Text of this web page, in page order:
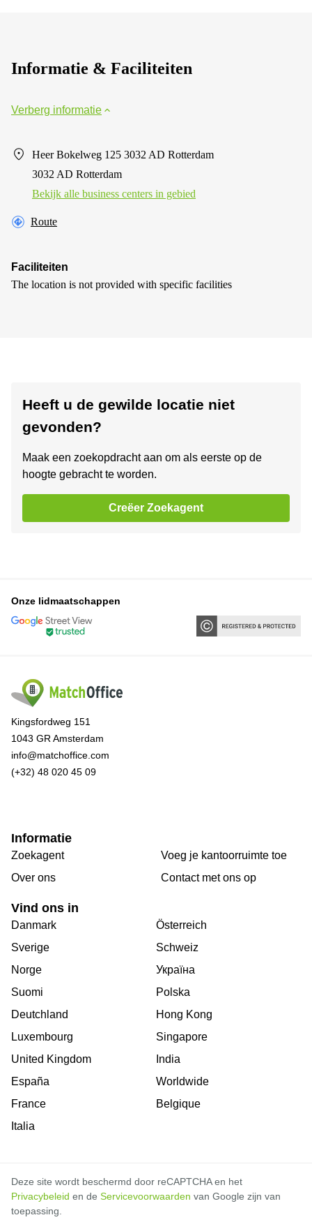
Informatie & Faciliteiten
Verberg informatie
Heer Bokelweg 125 3032 AD Rotterdam
3032 AD Rotterdam
Bekijk alle business centers in gebied
Route
Faciliteiten
The location is not provided with specific facilities
Heeft u de gewilde locatie niet
gevonden?
Maak een zoekopdracht aan om als eerste op de
hoogte gebracht te worden.
Creëer Zoekagent
Onze lidmaatschappen
Kingsfordweg 151
1043 GR Amsterdam
info@matchoffice.com
(+32) 48 020 45 09
Informatie
Zoekagent
Over ons
Voeg je kantoorruimte toe
Сontact met ons op
Vind ons in
Danmark
Sverige
Norge
Suomi
Deutchland
Luxembourg
United Kingdom
España
France
Italia
Österreich
Schweiz
Україна
Polska
Hong Kong
Singapore
India
Worldwide
Belgique
Deze site wordt beschermd door reCAPTCHA en het
Privacybeleid en de Servicevoorwaarden van Google zijn van
toepassing.